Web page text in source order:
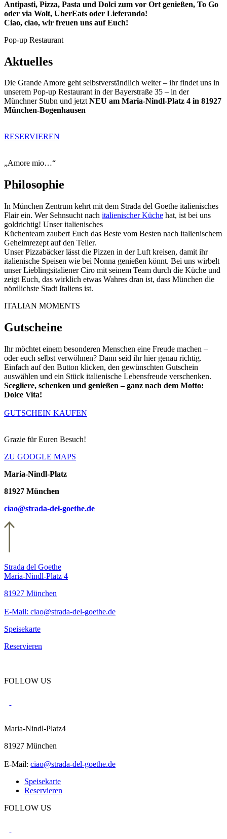
Antipasti, Pizza, Pasta und Dolci zum vor Ort genießen, To Go
oder via Wolt, UberEats oder Lieferando!
Ciao, ciao, wir freuen uns auf Euch!
Pop-up Restaurant
Aktuelles
Die Grande Amore geht selbstverständlich weiter – ihr findet uns in
unserem Pop-up Restaurant in der Bayerstraße 35 – in der
Münchner Stubn und jetztNEU am Maria-Nindl-Platz 4 in 81927
München-Bogenhausen
RESERVIEREN
„Amore mio…“
Philosophie
In München Zentrum kehrt mit dem Strada del Goethe italienisches
Flair ein. Wer Sehnsucht nach italienischer Küche hat, ist bei uns
goldrichtig! Unser italienisches
Küchenteam zaubert Euch das Beste vom Besten nach italienischem
Geheimrezept auf den Teller.
Unser Pizzabäcker lässt die Pizzen in der Luft kreisen, damit ihr
italienische Speisen wie bei Nonna genießen könnt. Bei uns wirbelt
unser Lieblingsitaliener Ciro mit seinem Team durch die Küche und
zeigt Euch, das wirklich etwas Wahres dran ist, dass München die
nördlichste Stadt Italiens ist.
ITALIAN MOMENTS
Gutscheine
Ihr möchtet einem besonderen Menschen eine Freude machen –
oder euch selbst verwöhnen? Dann seid ihr hier genau richtig.
Einfach auf den Button klicken, den gewünschten Gutschein
auswählen und ein Stück italienische Lebensfreude verschenken.
Scegliere, schenken und genießen – ganz nach dem Motto:
Dolce Vita!
GUTSCHEIN KAUFEN
Grazie für Euren Besuch!
ZU GOOGLE MAPS
Maria-Nindl-Platz
81927 München
ciao@strada-del-goethe.de
Strada del Goethe
Maria-Nindl-Platz 4
81927 München
E-Mail: ciao@strada-del-goethe.de
Speisekarte
Reservieren
FOLLOW US
Maria-Nindl-Platz4
81927 München
E-Mail: ciao@strada-del-goethe.de
Speisekarte
Reservieren
FOLLOW US